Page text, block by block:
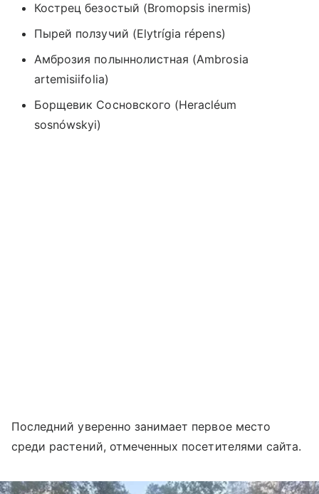
Кострец безостый (Bromopsis inermis)
Пырей ползучий (Elytrígia répens)
Амброзия полыннолистная (Ambrosia
artemisiifolia)
Борщевик Сосновского (Heracléum
sosnówskyi)
Последний уверенно занимает первое место
среди растений, отмеченных посетителями сайта.